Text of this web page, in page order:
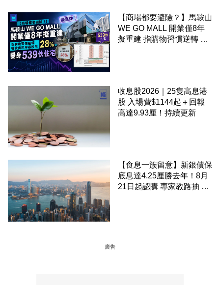
【商場都要避險？】馬鞍山
WE GO MALL 開業僅8年
擬重建 指購物習慣逆轉 餐
收息股2026｜25隻高息港
股 入場費$1144起＋回報
高達9.93厘！持續更新
【食息一族留意】新銀債保
底息達4.25厘勝去年！8月
21日起認購 專家教路抽 20
廣告